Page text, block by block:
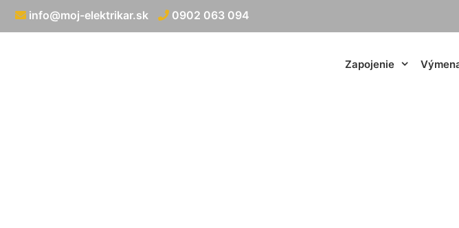
info@moj-elektrikar.sk 0902 063 094
Zapojenie